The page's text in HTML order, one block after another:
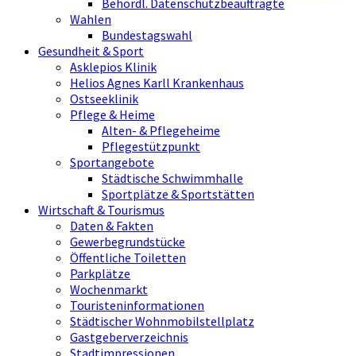
Wahlen
Bundestagswahl
Gesundheit & Sport
Asklepios Klinik
Helios Agnes Karll Krankenhaus
Ostseeklinik
Pflege & Heime
Alten- & Pflegeheime
Pflegestützpunkt
Sportangebote
Städtische Schwimmhalle
Sportplätze & Sportstätten
Wirtschaft & Tourismus
Daten & Fakten
Gewerbegrundstücke
Öffentliche Toiletten
Parkplätze
Wochenmarkt
Touristeninformationen
Städtischer Wohnmobilstellplatz
Gastgeberverzeichnis
Stadtimpressionen